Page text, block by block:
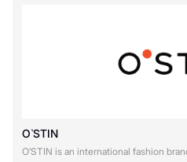
O`STIN
O′STIN is an international fashion